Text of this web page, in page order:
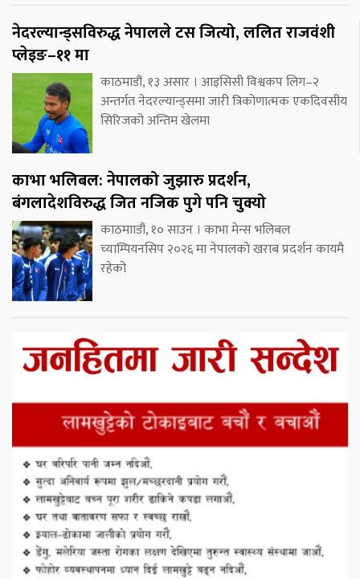
नेदरल्यान्ड्सविरुद्ध नेपालले टस जित्यो, ललित राजवंशी
प्लेइङ–११ मा
काठमाडौं, १३ असार । आइसिसी विश्वकप लिग–२
अन्तर्गत नेदरल्यान्ड्समा जारी त्रिकोणात्मक एकदिवसीय
सिरिजको अन्तिम खेलमा
काभा भलिबल: नेपालको जुझारु प्रदर्शन,
बंगलादेशविरुद्ध जित नजिक पुगे पनि चुक्यो
काठमााडौं, १० साउन । काभा मेन्स भलिबल
च्याम्पियनसिप २०२६ मा नेपालको खराब प्रदर्शन कायमै
रहेको